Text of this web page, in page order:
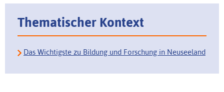
Thematischer Kontext
Das Wichtigste zu Bildung und Forschung in Neuseeland